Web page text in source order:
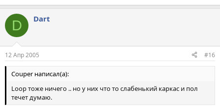
D Dart
12 Апр 2005 #16
Couper написал(а):
Loop тоже ничего .. но у них что то слабенький каркас и пол
течет думаю.